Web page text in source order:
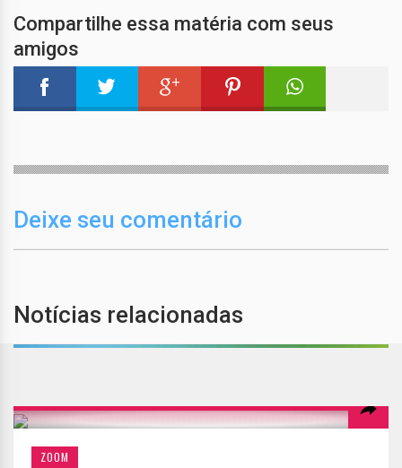
Compartilhe essa matéria com seus
amigos
Deixe seu comentário
Notícias relacionadas
ZOOM